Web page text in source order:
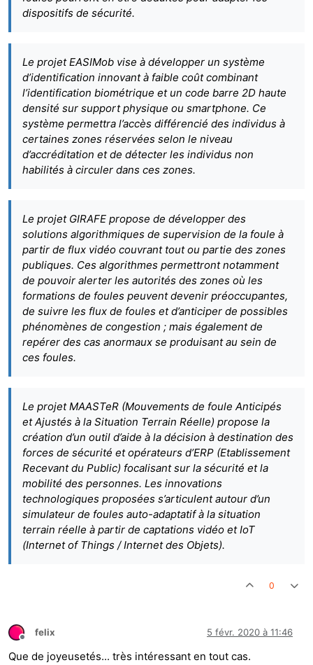
dispositifs de sécurité.
Le projet EASIMob vise à développer un système
d’identification innovant à faible coût combinant
l’identification biométrique et un code barre 2D haute
densité sur support physique ou smartphone. Ce
système permettra l’accès différencié des individus à
certaines zones réservées selon le niveau
d’accréditation et de détecter les individus non
habilités à circuler dans ces zones.
Le projet GIRAFE propose de développer des
solutions algorithmiques de supervision de la foule à
partir de flux vidéo couvrant tout ou partie des zones
publiques. Ces algorithmes permettront notamment
de pouvoir alerter les autorités des zones où les
formations de foules peuvent devenir préoccupantes,
de suivre les flux de foules et d’anticiper de possibles
phénomènes de congestion ; mais également de
repérer des cas anormaux se produisant au sein de
ces foules.
Le projet MAASTeR (Mouvements de foule Anticipés
et Ajustés à la Situation Terrain Réelle) propose la
création d’un outil d’aide à la décision à destination des
forces de sécurité et opérateurs d’ERP (Etablissement
Recevant du Public) focalisant sur la sécurité et la
mobilité des personnes. Les innovations
technologiques proposées s’articulent autour d’un
simulateur de foules auto-adaptatif à la situation
terrain réelle à partir de captations vidéo et IoT
(Internet of Things / Internet des Objets).
0
Hors-ligne
felix 5 févr. 2020 à 11:46
Que de joyeusetés... très intéressant en tout cas.